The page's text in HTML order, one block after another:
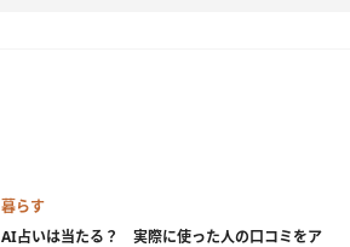
暮らす
AI占いは当たる？ 実際に使った人の口コミをア